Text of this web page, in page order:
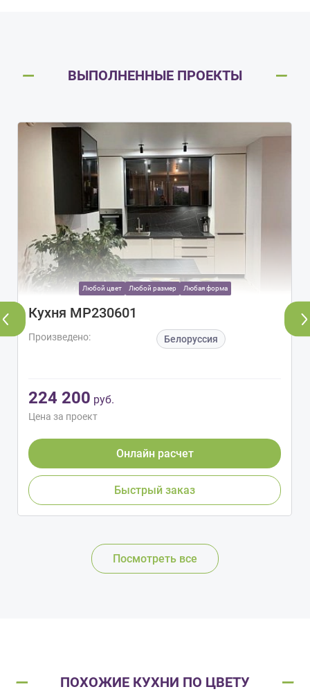
ВЫПОЛНЕННЫЕ ПРОЕКТЫ
Любой цвет Любой размер Любая форма
Кухня МР230601
Произведено: Белоруссия
224 200 руб.
Цена за проект
Онлайн расчет
Быстрый заказ
Посмотреть все
ПОХОЖИЕ КУХНИ ПО ЦВЕТУ